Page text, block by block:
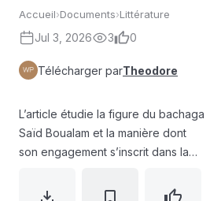
Accueil›Documents›Littérature
Jul 3, 2026 3 0
Télécharger parTheodore
L’article étudie la figure du bachaga
Saïd Boualam et la manière dont
son engagement s’inscrit dans la
postcoloniale française en Algérie.